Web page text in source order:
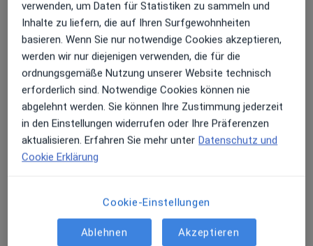
Worms an.
Mein weiteres Leistungs­spektrum
In meiner Privatpraxis in Worms stehen mir alle
technischen Voraussetzungen zur Verfügung um Sie
und Therapie akuter sowie chronischer Störungen des
Bewegungsapparates. Mit diesen Leistungen wollen
wir Ihnen zu einer höheren Lebensqualität verhelfen:
verwenden, um Daten für Statistiken zu sammeln und
Inhalte zu liefern, die auf Ihren Surfgewohnheiten
basieren. Wenn Sie nur notwendige Cookies akzeptieren,
werden wir nur diejenigen verwenden, die für die
ordnungsgemäße Nutzung unserer Website technisch
erforderlich sind. Notwendige Cookies können nie
abgelehnt werden. Sie können Ihre Zustimmung jederzeit
in den Einstellungen widerrufen oder Ihre Präferenzen
aktualisieren. Erfahren Sie mehr unter Datenschutz und
Cookie Erklärung
Cookie-Einstellungen
Ablehnen Akzeptieren